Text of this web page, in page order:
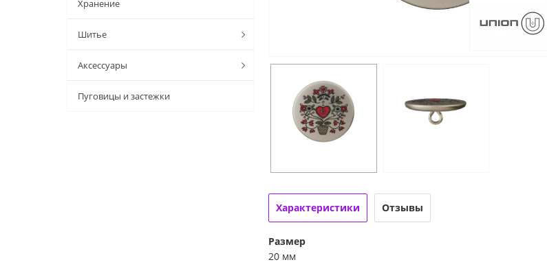
Хранение
Шитье
Аксессуары
Пуговицы и застежки
Характеристики Отзывы
Размер
20 мм